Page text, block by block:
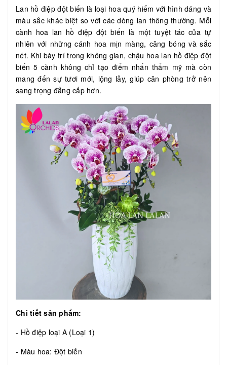
Lan hồ điệp đột biến là loại hoa quý hiếm với hình dáng và
màu sắc khác biệt so với các dòng lan thông thường. Mỗi
cành hoa lan hồ điệp đột biến là một tuyệt tác của tự
nhiên với những cánh hoa mịn màng, căng bóng và sắc
nét. Khi bày trí trong không gian, chậu hoa lan hồ điệp đột
biến 5 cành không chỉ tạo điểm nhấn thẩm mỹ mà còn
mang đến sự tươi mới, lộng lẫy, giúp căn phòng trở nên
sang trọng đẳng cấp hơn.
Chi tiết sản phẩm:
- Hồ điệp loại A (Loại 1)
- Màu hoa: Đột biến